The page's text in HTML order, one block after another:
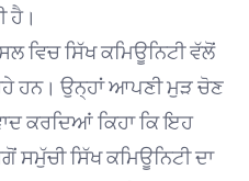
ਹੈ।
ਵਿਚ ਸਿੱਖ ਕਮਿਊਨਿਟੀ ਵੱਲੋਂ
ਹਨ। ਉਨ੍ਹਾਂ ਆਪਣੀ ਮੁੜ ਚੋਣ
ਕਰਦਿਆਂ ਕਿਹਾ ਕਿ ਇਹ
ਸਮੁੱਚੀ ਸਿੱਖ ਕਮਿਊਨਿਟੀ ਦਾ